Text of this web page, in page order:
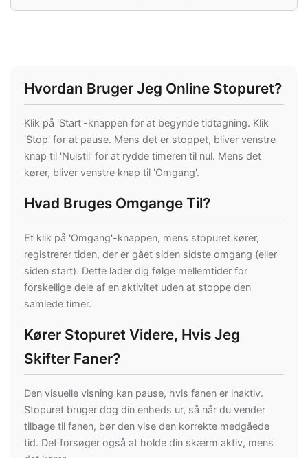
Hvordan Bruger Jeg Online Stopuret?
Klik på 'Start'-knappen for at begynde tidtagning. Klik
'Stop' for at pause. Mens det er stoppet, bliver venstre
knap til 'Nulstil' for at rydde timeren til nul. Mens det
kører, bliver venstre knap til 'Omgang'.
Hvad Bruges Omgange Til?
Et klik på 'Omgang'-knappen, mens stopuret kører,
registrerer tiden, der er gået siden sidste omgang (eller
siden start). Dette lader dig følge mellemtider for
forskellige dele af en aktivitet uden at stoppe den
samlede timer.
Kører Stopuret Videre, Hvis Jeg
Skifter Faner?
Den visuelle visning kan pause, hvis fanen er inaktiv.
Stopuret bruger dog din enheds ur, så når du vender
tilbage til fanen, bør den vise den korrekte medgåede
tid. Det forsøger også at holde din skærm aktiv, mens